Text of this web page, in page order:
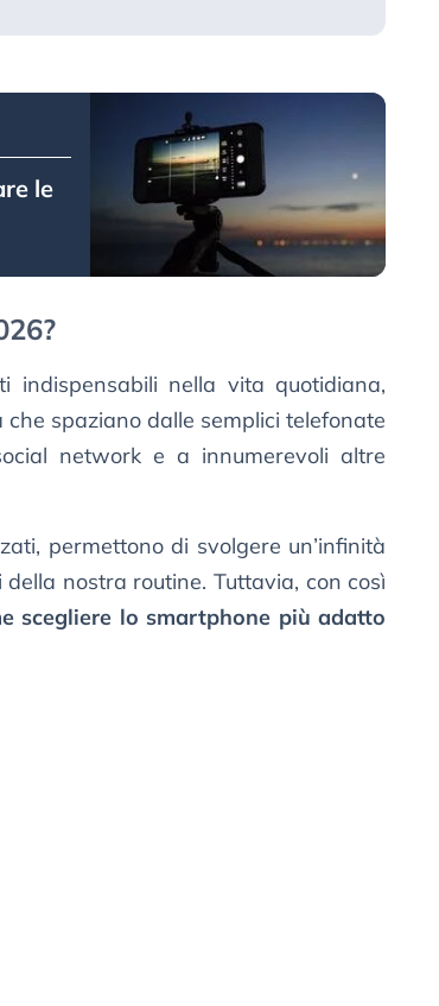
le
indispensabili nella vita quotidiana,
spaziano dalle semplici telefonate
network e a innumerevoli altre
permettono di svolgere un’infinità
nostra routine. Tuttavia, con così
scegliere lo smartphone più adatto